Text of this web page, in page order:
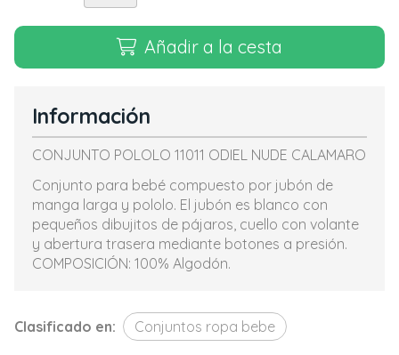
Añadir a la cesta
Información
CONJUNTO POLOLO 11011 ODIEL NUDE CALAMARO
Conjunto para bebé compuesto por jubón de
manga larga y pololo. El jubón es blanco con
pequeños dibujitos de pájaros, cuello con volante
y abertura trasera mediante botones a presión.
COMPOSICIÓN: 100% Algodón.
Clasificado en: Conjuntos ropa bebe